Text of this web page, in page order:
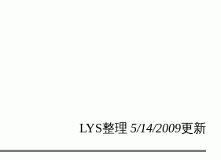
LYS整理 5/14/2009更新